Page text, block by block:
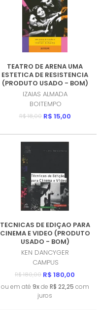
TEATRO DE ARENA UMA
ESTETICA DE RESISTENCIA
(PRODUTO USADO - BOM)
IZAIAS ALMADA
BOITEMPO
R$ 18,00 R$ 15,00
TECNICAS DE EDIÇAO PARA
CINEMA E VIDEO (PRODUTO
USADO - BOM)
KEN DANCYGER
CAMPUS
R$ 180,00 R$ 180,00
ou em até 9xde R$ 22,25 com
juros